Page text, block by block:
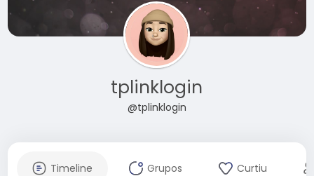
tplinklogin
@tplinklogin
Timeline Grupos Curtiu